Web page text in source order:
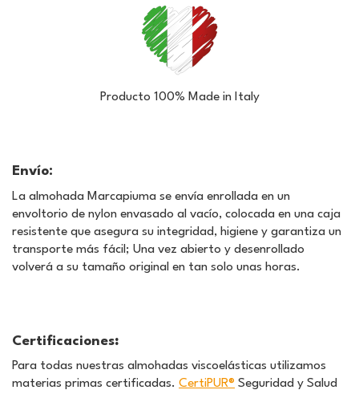
Producto 100% Made in Italy
Envío:
La almohada Marcapiuma se envía enrollada en un
envoltorio de nylon envasado al vacío, colocada en una caja
resistente que asegura su integridad, higiene y garantiza un
transporte más fácil; Una vez abierto y desenrollado
volverá a su tamaño original en tan solo unas horas.
Certificaciones:
Para todas nuestras almohadas viscoelásticas utilizamos
materias primas certificadas. CertiPUR® Seguridad y Salud